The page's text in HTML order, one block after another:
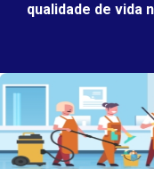
qualidade de vida